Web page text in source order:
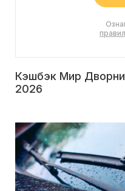
Кэшбэк Мир
2026